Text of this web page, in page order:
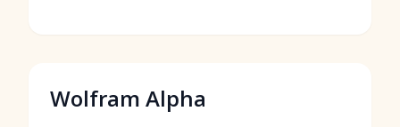
Wolfram Alpha